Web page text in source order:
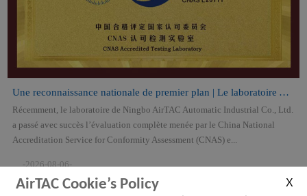
Une reconnaissance nationale de premier plan | Le laboratoire AirTAC o...
Récemment, le laboratoire de Ningbo AirTAC Automatic Industrial Co., Ltd.
a passé avec succès l’évaluation complète menée par le China National
Accreditation Service for Conformity Assessment (CNAS) e...
-2026-08-06-
AirTAC Cookie’s Policy